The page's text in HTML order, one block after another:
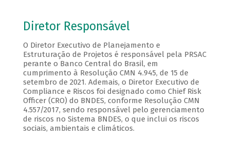
Diretor Responsável
O Diretor Executivo de Planejamento e
Estruturação de Projetos é responsável pela PRSAC
perante o Banco Central do Brasil, em
cumprimento à Resolução CMN 4.945, de 15 de
setembro de 2021. Ademais, o Diretor Executivo de
Compliance e Riscos foi designado como Chief Risk
Officer (CRO) do BNDES, conforme Resolução CMN
4.557/2017, sendo responsável pelo gerenciamento
de riscos no Sistema BNDES, o que inclui os riscos
sociais, ambientais e climáticos.